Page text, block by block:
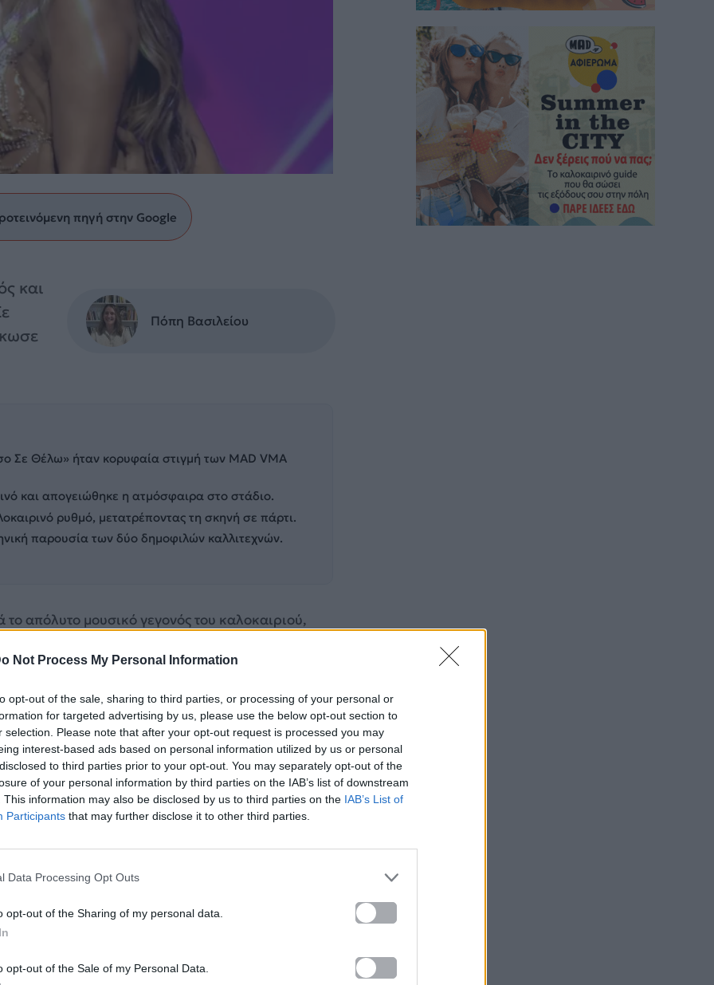
Not Process My Personal Information
opt-out of the sale, sharing to third parties, or processing of your personal or
for targeted advertising by us, please use the below opt-out section to
selection. Please note that after your opt-out request is processed you may
interest-based ads based on personal information utilized by us or personal
to third parties prior to your opt-out. You may separately opt-out of the
of your personal information by third parties on the IAB’s list of downstream
This information may also be disclosed by us to third parties on the IAB’s List of
Participants that may further disclose it to other third parties.
Data Processing Opt Outs
opt-out of the Sharing of my personal data.
opt-out of the Sale of my Personal Data.
πηγή στην Google
και
Πόπη Βασιλείου
Σε Θέλω» ήταν κορυφαία στιγμή των MAD VMA
και απογειώθηκε η ατμόσφαιρα στο στάδιο.
ρυθμό, μετατρέποντας τη σκηνή σε πάρτι.
παρουσία των δύο δημοφιλών καλλιτεχνών.
το απόλυτο μουσικό γεγονός του καλοκαιριού,
σε μια σκηνή γεμάτη ενέργεια, εκπλήξεις
Σε ένα show που κάθε χρόνο ανεβάζει τον πήχη,